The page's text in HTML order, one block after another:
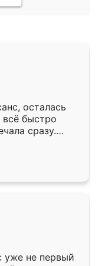
осталась
быстро
сразу.
подошёл к
Собрали
даже
уже не первый